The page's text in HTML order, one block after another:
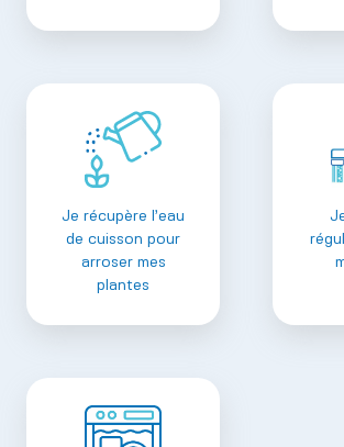
Je récupère l’eau
de cuisson pour
arroser mes
plantes